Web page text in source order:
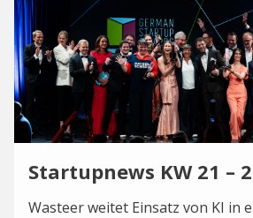
Startupnews KW 21 –
Wasteer weitet Einsatz von KI in